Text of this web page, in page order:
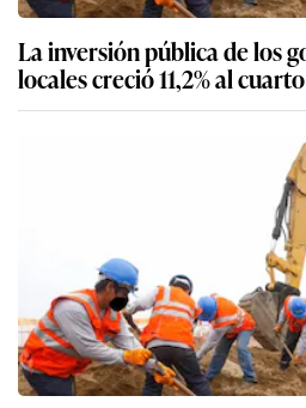
La inversión pública de los
locales creció 11,2% al